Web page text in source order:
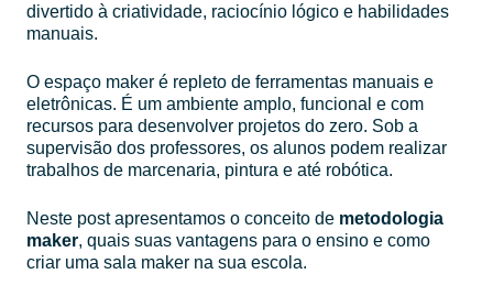
divertido à criatividade, raciocínio lógico e habilidades
manuais.
O espaço maker é repleto de ferramentas manuais e
eletrônicas. É um ambiente amplo, funcional e com
recursos para desenvolver projetos do zero. Sob a
supervisão dos professores, os alunos podem realizar
trabalhos de marcenaria, pintura e até robótica.
Neste post apresentamos o conceito de metodologia
maker, quais suas vantagens para o ensino e como
criar uma sala maker na sua escola.